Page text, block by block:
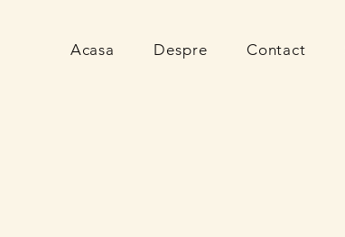
Acasa Despre Contact